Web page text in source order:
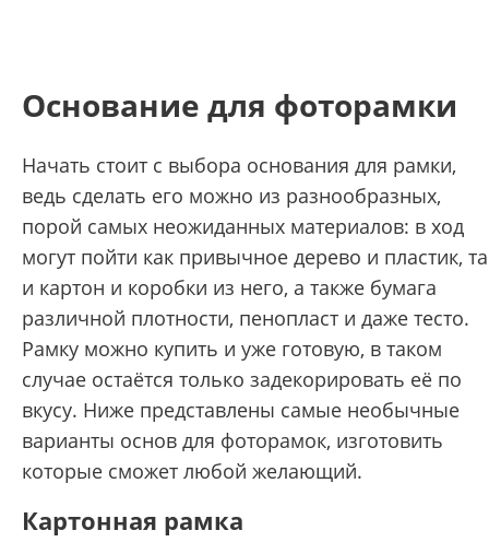
Основание для фоторамки
Начать стоит с выбора основания для рамки,
ведь сделать его можно из разнообразных,
порой самых неожиданных материалов: в ход
могут пойти как привычное дерево и пластик,
и картон и коробки из него, а также бумага
различной плотности, пенопласт и даже тесто.
Рамку можно купить и уже готовую, в таком
случае остаётся только задекорировать её по
вкусу. Ниже представлены самые необычные
варианты основ для фоторамок, изготовить
которые сможет любой желающий.
Картонная рамка